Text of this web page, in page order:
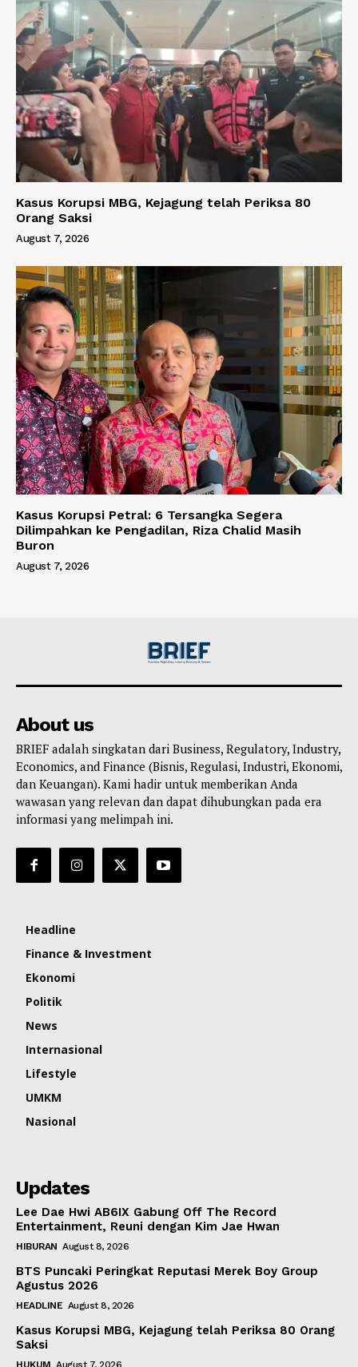
Kasus Korupsi MBG, Kejagung telah Periksa 80
Orang Saksi
August 7, 2026
Kasus Korupsi Petral: 6 Tersangka Segera
Dilimpahkan ke Pengadilan, Riza Chalid Masih
Buron
August 7, 2026
About us
BRIEF adalah singkatan dari Business, Regulatory, Industry,
Economics, and Finance (Bisnis, Regulasi, Industri, Ekonomi,
dan Keuangan). Kami hadir untuk memberikan Anda
wawasan yang relevan dan dapat dihubungkan pada era
informasi yang melimpah ini.
Headline
Finance & Investment
Ekonomi
Politik
News
Internasional
Lifestyle
UMKM
Nasional
Updates
Lee Dae Hwi AB6IX Gabung Off The Record
Entertainment, Reuni dengan Kim Jae Hwan
HIBURAN August 8, 2026
BTS Puncaki Peringkat Reputasi Merek Boy Group
Agustus 2026
HEADLINE August 8, 2026
Kasus Korupsi MBG, Kejagung telah Periksa 80 Orang
Saksi